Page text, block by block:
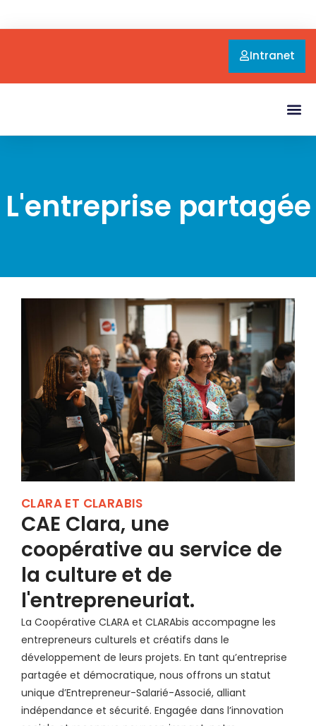
Intranet
L'entreprise partagée
CLARA ET CLARABIS
CAE Clara, une
coopérative au service de
la culture et de
l'entrepreneuriat.
La Coopérative CLARA et CLARAbis accompagne les
entrepreneurs culturels et créatifs dans le
développement de leurs projets. En tant qu’entreprise
partagée et démocratique, nous offrons un statut
unique d’Entrepreneur-Salarié-Associé, alliant
indépendance et sécurité. Engagée dans l’innovation